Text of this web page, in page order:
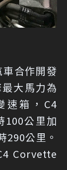
合作開發
最大馬力為
速箱，C4
100公里加
290公里。
Corvette